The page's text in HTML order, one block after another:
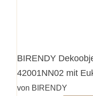
BIRENDY
42001NN02 mit
von BIRENDY